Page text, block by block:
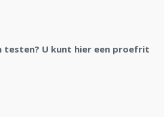
testen? U kunt hier een proefrit